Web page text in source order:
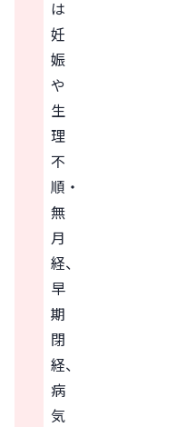
は
妊
娠
や
生
理
不
順・
無
月
経、
早
期
閉
経、
病
気